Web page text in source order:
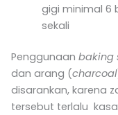
gigi minimal 6
sekali
Penggunaan baking
dan arang (charcoal
disarankan, karena
tersebut terlalu